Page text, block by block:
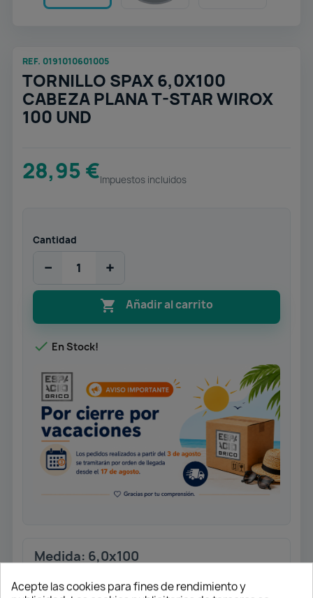
REF. 0191010601005
TORNILLO SPAX 6,0X100
CABEZA PLANA T-STAR WIROX
100 UND
28,95 €Impuestos incluidos
Cantidad
− +
 Añadir al carrito
 En Stock!
Medida: 6,0x100
Cabeza plana.
Acepte las cookies para fines de rendimiento y